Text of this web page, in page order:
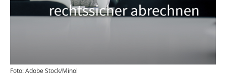
Foto: Adobe Stock/Minol